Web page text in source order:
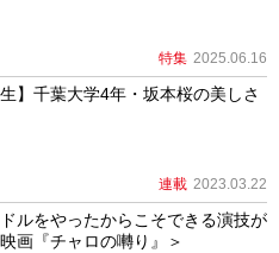
特集 2025.06.16
】千葉大学4年・坂本桜の美しさ
連載 2023.03.22
ルをやったからこそできる演技が
画『チャロの囀り』＞